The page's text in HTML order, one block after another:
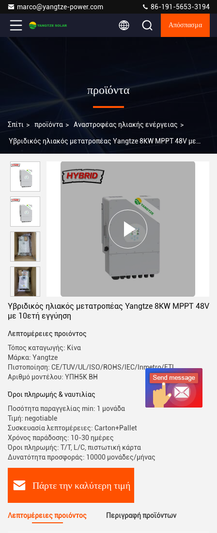
marco@yangtze-power.com 86-191-5653-3194
Απόσπασμα
προϊόντα
Σπίτι > προϊόντα > Αναστροφέας ηλιακής ενέργειας >
Υβριδικός ηλιακός μετατροπέας Yangtze 8KW MPPT 48V με
Υβριδικός ηλιακός μετατροπέας Yangtze 8KW MPPT 48V
με 10ετή εγγύηση
Λεπτομέρειες προιόντος
Τόπος καταγωγής: Κίνα
Μάρκα: Yangtze
Πιστοποίηση: CE/TUV/UL/ISO/ROHS/IEC/Inmetro/ETL
Αριθμό μοντέλου: ΥΠΗ5Κ BH
Όροι πληρωμής & ναυτιλίας
Ποσότητα παραγγελίας min: 1 μονάδα
Τιμή: negotiable
Συσκευασία λεπτομέρειες: Carton+Pallet
Χρόνος παράδοσης: 10-30 ημέρες
Όροι πληρωμής: Τ/Τ, L/C, πιστωτική κάρτα
Δυνατότητα προσφοράς: 10000 μονάδες/μήνας
Πάρτε την καλύτερη τιμή
Λεπτομέρειες προιόντος Περιγραφή προϊόντων